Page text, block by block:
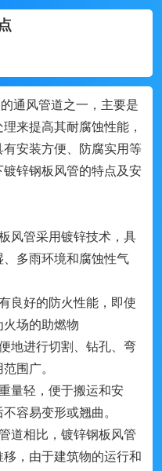
通风管道之一，主要是
来提高其耐腐蚀性能，
安装方便、防腐实用等
锌钢板风管的特点及安
风管采用镀锌技术，具
多雨环境和腐蚀性气
良好的防火性能，即使
场的助燃物
地进行切割、钻孔、弯
围广。
量轻，便于搬运和安
容易变形或翘曲。
道相比，镀锌钢板风管
，由于建筑物的运行和